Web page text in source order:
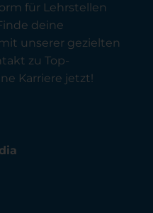
für Lehrstellen
deine
unserer gezielten
zu Top-
Karriere jetzt!